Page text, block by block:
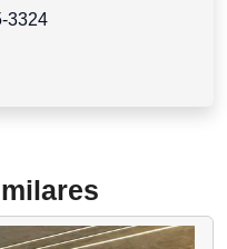
3324